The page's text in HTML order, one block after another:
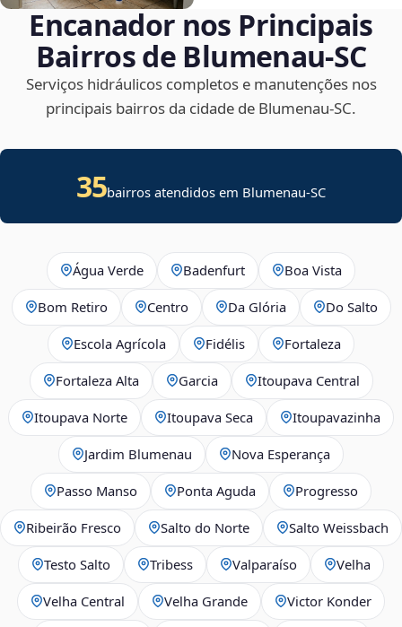
Encanador nos Principais
Bairros de Blumenau‑SC
Serviços hidráulicos completos e manutenções nos
principais bairros da cidade de Blumenau‑SC.
35bairros atendidos em Blumenau-SC
Água Verde Badenfurt Boa Vista
Bom Retiro Centro Da Glória Do Salto
Escola Agrícola Fidélis Fortaleza
Fortaleza Alta Garcia Itoupava Central
Itoupava Norte Itoupava Seca Itoupavazinha
Jardim Blumenau Nova Esperança
Passo Manso Ponta Aguda Progresso
Ribeirão Fresco Salto do Norte Salto Weissbach
Testo Salto Tribess Valparaíso Velha
Velha Central Velha Grande Victor Konder